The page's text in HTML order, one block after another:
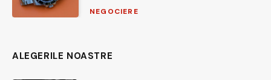
NEGOCIERE
ALEGERILE NOASTRE